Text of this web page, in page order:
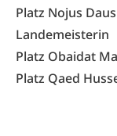
Platz Nojus
Landemeisterin
Platz Obaidat
Platz Qaed